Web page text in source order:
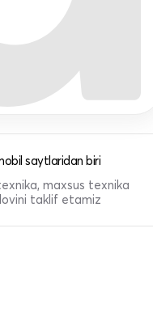
saytlaridan biri
maxsus texnika
taklif etamiz